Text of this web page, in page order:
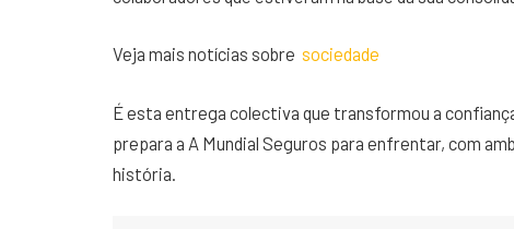
Veja mais notícias sobre sociedade
É esta entrega colectiva que transformou a
prepara a A Mundial Seguros para enfrentar, com
história.